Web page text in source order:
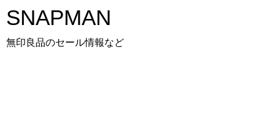
SNAPMAN
無印良品のセール情報など